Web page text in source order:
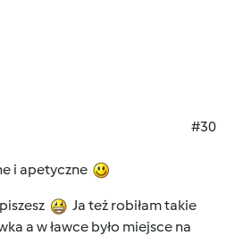
#30
i apetyczne
Ja też robiłam takie
a w ławce było miejsce na